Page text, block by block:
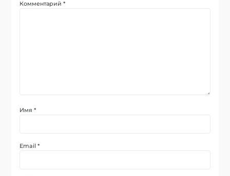
Комментарий*
Имя*
Email*